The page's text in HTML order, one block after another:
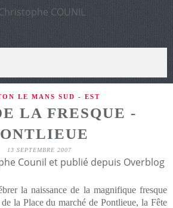
LE MANS SUD - EST
LA FRESQUE -
13 SEPTEMBRE 2007
Counil et publié depuis Overblog
la naissance de la magnifique fresque
la Place du marché de Pontlieue, la Fête